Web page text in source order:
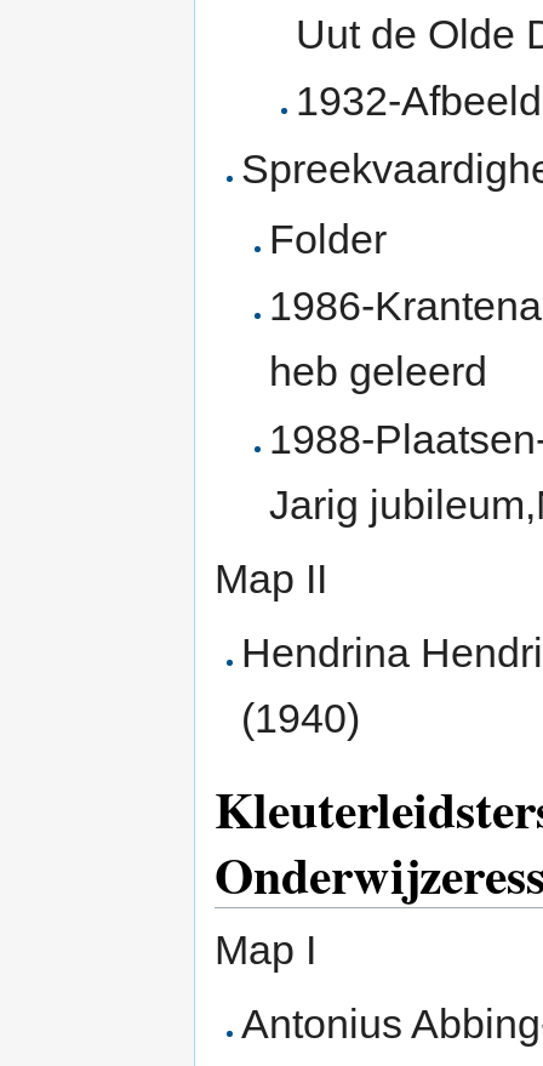
Uut de Olde
1932-
Folder
1986-
heb geleerd
1988-
Jarig
Map II
Hendrina
(1940)
Map I
Antonius